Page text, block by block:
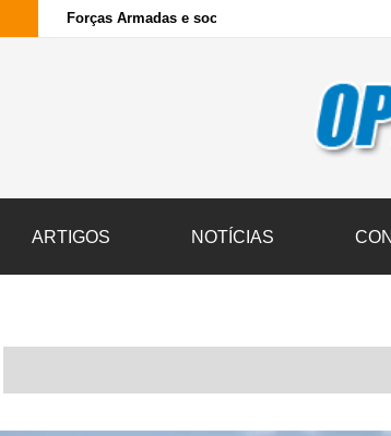
Forças Armadas e sociedade civil transportam
ARTIGOS NOTÍCIAS